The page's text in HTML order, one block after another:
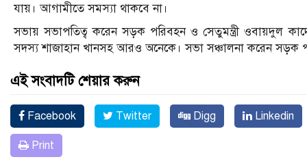
যায়। আগামীতে সমস্যা থাকবে না।
সভায় সভাপতিত্ব করেন সড়ক পরিবহন ও সেতুমন্ত্রী ওবায়দুল
সদস্য শাজাহান খানসহ আরও অনেকে। সভা সঞ্চালনা করেন সড়ক
এই সংবাদটি শেয়ার করুন
Facebook Twitter Digg Linkedin
Print